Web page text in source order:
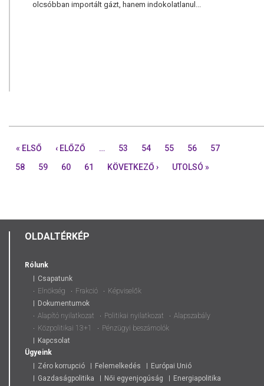
olcsóbban importált gázt, hanem indokolatlanul...
« ELSŐ ‹ ELŐZŐ … 53 54 55 56
57
58
59 60 61 KÖVETKEZŐ › UTOLSÓ »
OLDALTÉRKÉP
Rólunk
Csapatunk
Elnökség
Frakció
Képviselők
Dokumentumok
Alapító nyilatkozat
Politikai nyilatkozat
Alapszabály
Közpolitikai 13+1
Pénzügyi beszámolók
Kapcsolat
Ügyeink
Zéro korrupció
Felemelkedés
Európai Unió
Gazdaságpolitika
Női egyenjogúság
Energiapolitika